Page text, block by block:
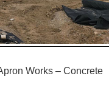
Works – Concrete